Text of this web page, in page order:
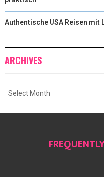
Authentische USA Reisen mit
ARCHIVES